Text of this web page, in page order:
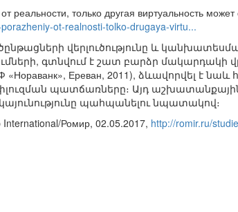
реальности, только другая виртуальность
ot-realnosti-tolko-drugaya-virtu...
վերլուծությունը և
գտնվում է շատ բարձր մակարդակի
«Нораванк», Ереван, 2011), ձևավորվել է
փլուզման պատճառները։ Այդ
պահպանելու նպատակով։
Ромир, 02.05.2017, http://romir.ru/